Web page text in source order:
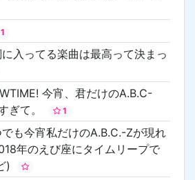
1
入ってる楽曲は最高って決まっ
今宵、君だけのA.B.C-
ぎて。
1
も今宵私だけのA.B.C.-Zが現れ
年のえび座にタイムリープで
)